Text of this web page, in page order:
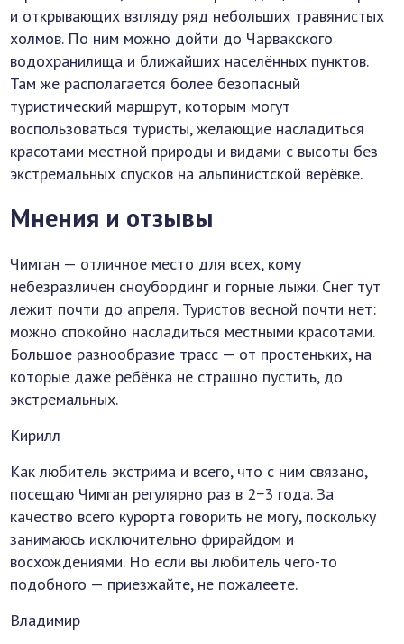
и открывающих взгляду ряд небольших травянистых
холмов. По ним можно дойти до Чарвакского
водохранилища и ближайших населённых пунктов.
Там же располагается более безопасный
туристический маршрут, которым могут
воспользоваться туристы, желающие насладиться
красотами местной природы и видами с высоты без
экстремальных спусков на альпинистской верёвке.
Мнения и отзывы
Чимган — отличное место для всех, кому
небезразличен сноубординг и горные лыжи. Снег тут
лежит почти до апреля. Туристов весной почти нет:
можно спокойно насладиться местными красотами.
Большое разнообразие трасс — от простеньких, на
которые даже ребёнка не страшно пустить, до
экстремальных.
Кирилл
Как любитель экстрима и всего, что с ним связано,
посещаю Чимган регулярно раз в 2−3 года. За
качество всего курорта говорить не могу, поскольку
занимаюсь исключительно фрирайдом и
восхождениями. Но если вы любитель чего-то
подобного — приезжайте, не пожалеете.
Владимир